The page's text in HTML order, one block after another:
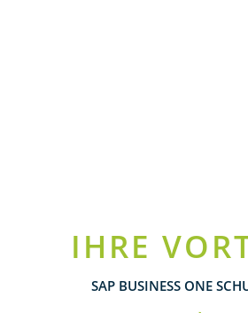
IHRE
SAP BUSINESS ONE